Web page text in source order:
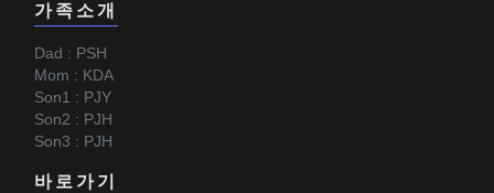
가족소개
Dad : PSH
Mom : KDA
Son1 : PJY
Son2 : PJH
Son3 : PJH
바로가기